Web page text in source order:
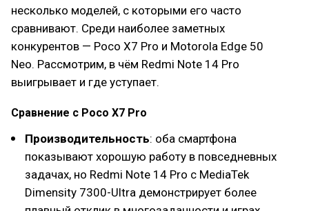
несколько моделей, с которыми его часто
сравнивают. Среди наиболее заметных
конкурентов — Poco X7 Pro и Motorola Edge 50
Neo. Рассмотрим, в чём Redmi Note 14 Pro
выигрывает и где уступает.
Сравнение с Poco X7 Pro
Производительность: оба смартфона
показывают хорошую работу в повседневных
задачах, но Redmi Note 14 Pro с MediaTek
Dimensity 7300-Ultra демонстрирует более